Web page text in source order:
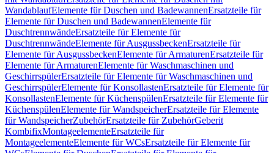
WandablaufElemente für Duschen und BadewannenErsatzteile für
Elemente für Duschen und BadewannenElemente für
DuschtrennwändeErsatzteile für Elemente für
DuschtrennwändeElemente für AusgussbeckenErsatzteile für
Elemente für AusgussbeckenElemente für ArmaturenErsatzteile für
Elemente für ArmaturenElemente für Waschmaschinen und
GeschirrspülerErsatzteile für Elemente für Waschmaschinen und
GeschirrspülerElemente für KonsollastenErsatzteile für Elemente für
KonsollastenElemente für KüchenspülenErsatzteile für Elemente für
KüchenspülenElemente für WandspeicherErsatzteile für Elemente
für WandspeicherZubehörErsatzteile für ZubehörGeberit
KombifixMontageelementeErsatzteile für
MontageelementeElemente für WCsErsatzteile für Elemente für